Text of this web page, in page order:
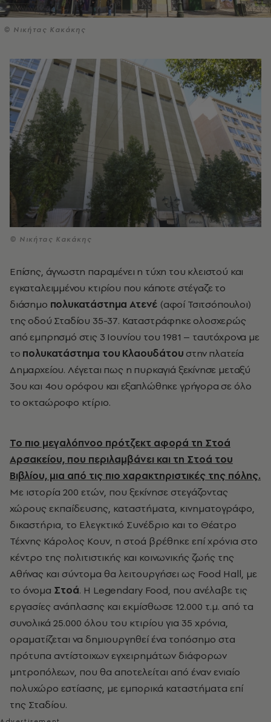
© Νικήτας Κακάκης
© Νικήτας Κακάκης
Επίσης, άγνωστη παραμένει η τύχη του κλειστού και
εγκαταλειμμένου κτιρίου που κάποτε στέγαζε το
διάσημο πολυκατάστημα Ατενέ (αφοί Τσιτσόπουλοι)
της οδού Σταδίου 35-37. Καταστράφηκε ολοσχερώς
από εμπρησμό στις 3 Ιουνίου του 1981 – ταυτόχρονα με
το πολυκατάστημα του Κλαουδάτου στην πλατεία
Δημαρχείου. Λέγεται πως η πυρκαγιά ξεκίνησε μεταξύ
3ου και 4ου ορόφου και εξαπλώθηκε γρήγορα σε όλο
το οκταώροφο κτίριο.
Το πιο μεγαλόπνοο πρότζεκτ αφορά τη Στοά
Αρσακείου, που περιλαμβάνει και τη Στοά του
Βιβλίου, μια από τις πιο χαρακτηριστικές της πόλης.
Με ιστορία 200 ετών, που ξεκίνησε στεγάζοντας
χώρους εκπαίδευσης, καταστήματα, κινηματογράφο,
δικαστήρια, το Ελεγκτικό Συνέδριο και το Θέατρο
Τέχνης Κάρολος Κουν, η στοά βρέθηκε επί χρόνια στο
κέντρο της πολιτιστικής και κοινωνικής ζωής της
Αθήνας και σύντομα θα λειτουργήσει ως Food Hall, με
το όνομα Στοά. Η Legendary Food, που ανέλαβε τις
εργασίες ανάπλασης και εκμίσθωσε 12.000 τ.μ. από τα
συνολικά 25.000 όλου του κτιρίου για 35 χρόνια,
οραματίζεται να δημιουργηθεί ένα τοπόσημο στα
πρότυπα αντίστοιχων εγχειρημάτων διάφορων
μητροπόλεων, που θα αποτελείται από έναν ενιαίο
πολυχώρο εστίασης, με εµπορικά καταστήµατα επί
της Σταδίου.